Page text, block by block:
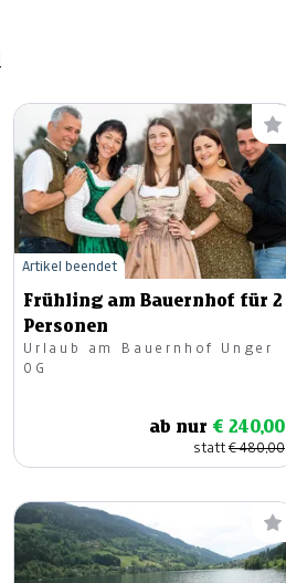
Frühling am Bauernhof für 2
Personen
Urlaub am Bauernhof Unger
OG
ab nur € 240,00
statt€ 480,00
Artikel beendet